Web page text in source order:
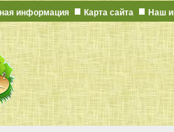
информация Карта сайта Наш